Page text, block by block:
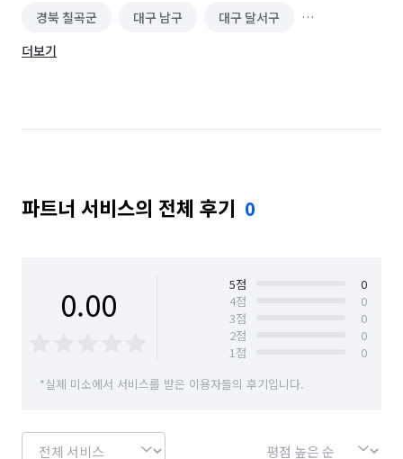
경북 칠곡군 대구 남구 대구 달서구
대구 달성군
더보기
파트너 서비스의 전체 후기 0
0.00 5점
0
4점
0
3점
0
2점
0
1점
0
*실제 미소에서 서비스를 받은 이용자들의 후기입니다.